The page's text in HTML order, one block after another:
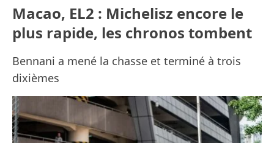
Macao, EL2 : Michelisz encore le
plus rapide, les chronos tombent
Bennani a mené la chasse et terminé à trois
dixièmes